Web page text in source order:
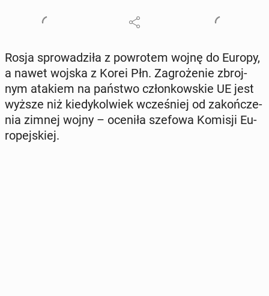
Rosja spro­wa­dzi­ła z po­wro­tem wojnę do Europy,
a nawet wojska z Korei Płn. Za­gro­że­nie zbroj­
nym atakiem na państwo człon­kow­skie UE jest
wyższe niż kie­dy­kol­wiek wcze­śniej od za­koń­cze­
nia zimnej wojny – oceniła szefowa Komisji Eu­
ro­pej­skiej.